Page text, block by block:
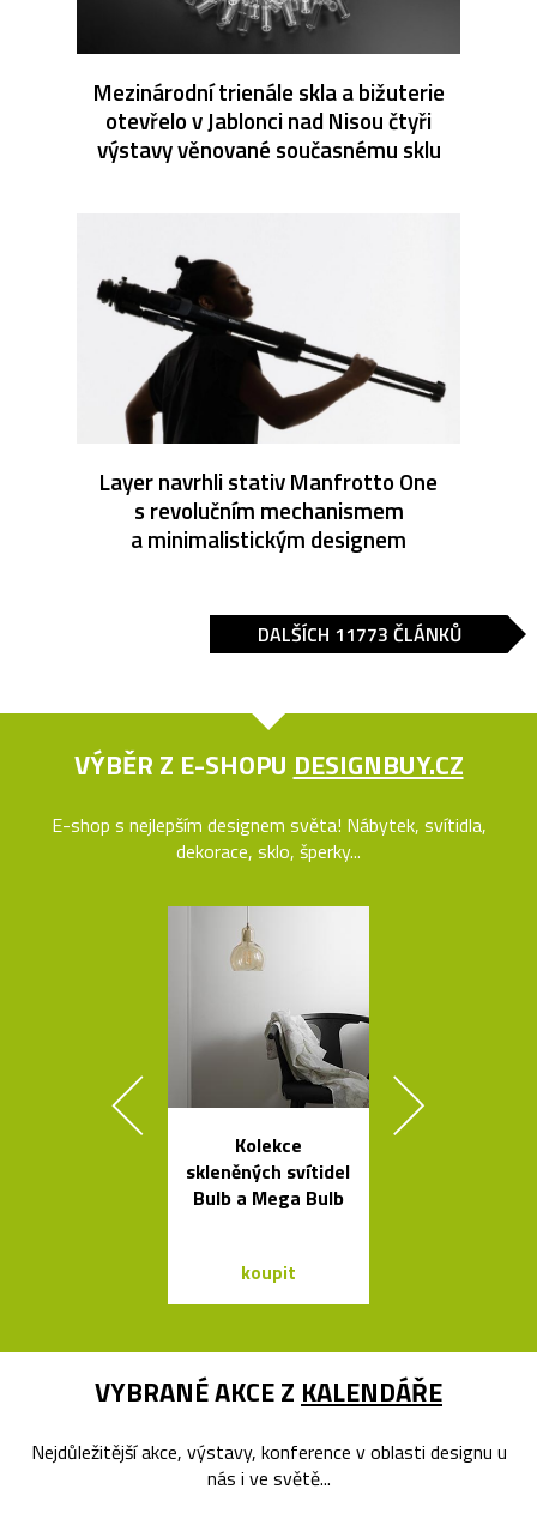
Mezinárodní trienále skla a bižuterie
otevřelo v Jablonci nad Nisou čtyři
výstavy věnované současnému sklu
Layer navrhli stativ Manfrotto One
s revolučním mechanismem
a minimalistickým designem
DALŠÍCH 11773 ČLÁNKŮ
VÝBĚR Z E-SHOPU DESIGNBUY.CZ
E-shop s nejlepším designem světa! Nábytek, svítidla,
dekorace, sklo, šperky...
Kolekce
skleněných svítidel
Bulb a Mega Bulb
koupit
VYBRANÉ AKCE Z KALENDÁŘE
Nejdůležitější akce, výstavy, konference v oblasti designu u
nás i ve světě...